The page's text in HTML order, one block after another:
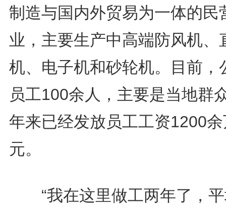
制造与国内外贸易为一体的民
业，主要生产中高端防风机、
机、电子机和砂轮机。目前，
员工100余人，主要是当地群
年来已经发放员工工资1200
元。
“我在这里做工两年了，平